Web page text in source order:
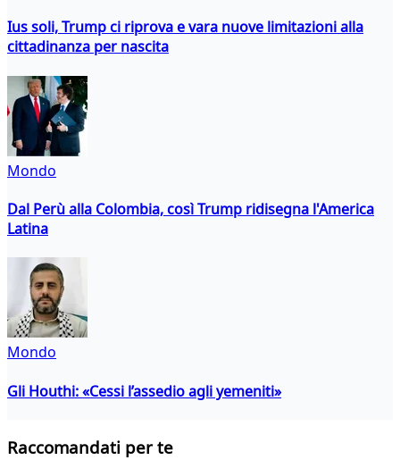
Ius soli, Trump ci riprova e vara nuove limitazioni alla
cittadinanza per nascita
Mondo
Dal Perù alla Colombia, così Trump ridisegna l'America
Latina
Mondo
Gli Houthi: «Cessi l’assedio agli yemeniti»
Raccomandati per te